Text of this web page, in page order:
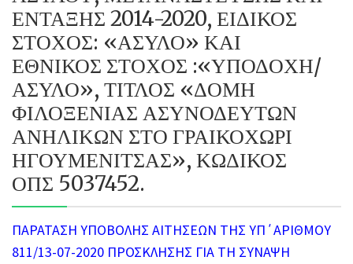
ΕΝΤΑΞΗΣ 2014-2020, ΕΙΔΙΚΟΣ
ΣΤΟΧΟΣ: «ΑΣΥΛΟ» ΚΑΙ
ΕΘΝΙΚΟΣ ΣΤΟΧΟΣ :«ΥΠΟΔΟΧΗ/
ΑΣΥΛΟ», ΤΙΤΛΟΣ «ΔΟΜΗ
ΦΙΛΟΞΕΝΙΑΣ ΑΣΥΝΟΔΕΥΤΩΝ
ΑΝΗΛΙΚΩΝ ΣΤΟ ΓΡΑΙΚΟΧΩΡΙ
ΗΓΟΥΜΕΝΙΤΣΑΣ», ΚΩΔΙΚΟΣ
ΟΠΣ 5037452.
ΠΑΡΑΤΑΣΗ ΥΠΟΒΟΛΗΣ ΑΙΤΗΣΕΩΝ ΤΗΣ ΥΠ΄ΑΡΙΘΜΟΥ
811/13-07-2020 ΠΡΟΣΚΛΗΣΗΣ ΓΙΑ ΤΗ ΣΥΝΑΨΗ